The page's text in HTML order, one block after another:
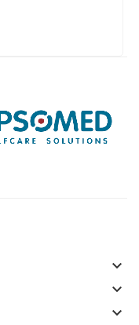
keyboard_arrow_down
keyboard_arrow_down
keyboard_arrow_down